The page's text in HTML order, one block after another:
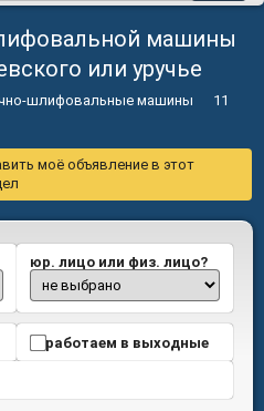
машины
или уручье
шлифовальные машины
11
моё объявление в этот
юр. лицо или физ. лицо?
работаем в выходные